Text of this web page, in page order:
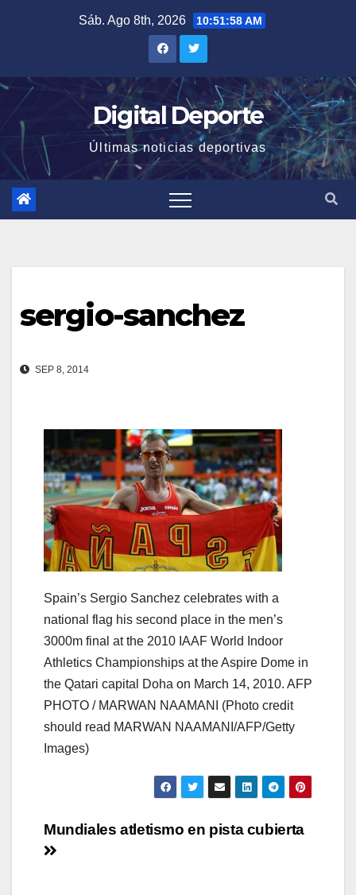
Sáb. Ago 8th, 2026 10:51:58 AM
Digital Deporte
Últimas noticias deportivas
sergio-sanchez
SEP 8, 2014
Spain’s Sergio Sanchez celebrates with a
national flag his second place in the men’s
3000m final at the 2010 IAAF World Indoor
Athletics Championships at the Aspire Dome in
the Qatari capital Doha on March 14, 2010. AFP
PHOTO / MARWAN NAAMANI (Photo credit
should read MARWAN NAAMANI/AFP/Getty
Images)
Navegación
Mundiales atletismo en pista cubierta